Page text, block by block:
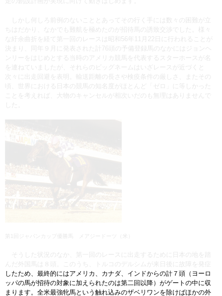
しかし何しろ前例のないこととあってその行く手には数々の困難が立
ちはだかり、なかでも難航を極めたのが招待馬の誘致交渉でした。様々
な紆余曲折を経て第一回のレースは昭和56年11月22日に行われることが
決まり、同年９月に発表された計76頭の予備登録馬のなかにはジョンヘ
ンリーをはじめとする当時のアメリカ競馬を代表するスターホースが名
を連ねていましたが、それらのビッグネームはいざレースが近づくと
次々に出走回避を表明。輸送距離の長さや検疫条件の厳しさ、またその
頃、世界における日本の競馬の知名度がほとんど「ゼロ」に等しかった
ことを考えれば、大物のキャンセルが相次いだのも無理はありませんで
そうした状況のなか、第一回のレースに出走するために日本の地を踏
んだ外国馬は８頭。このうち、トルコのデルシムが来日後に故障を発症
したため、最終的にはアメリカ、カナダ、インドからの計７頭（ヨーロ
ッパの馬が招待の対象に加えられたのは第二回以降）がゲートの中に収
まります。全米最強牝馬という触れ込みのザベリワンを除けばほかの外